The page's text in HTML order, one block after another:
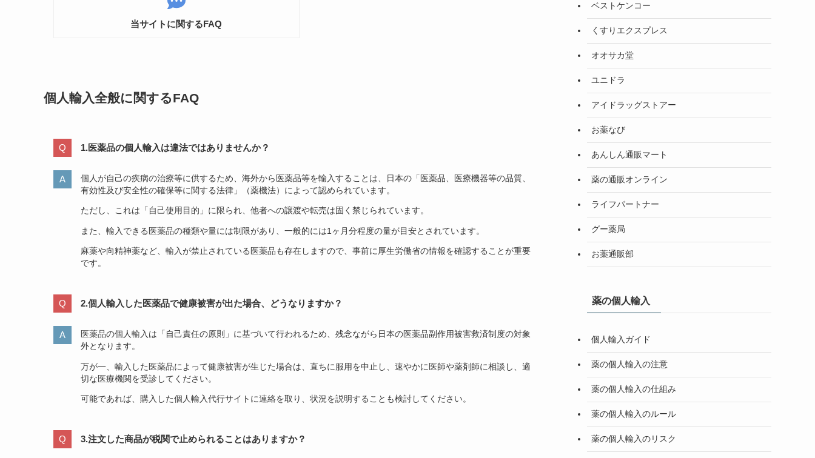
当サイトに関するFAQ
個人輸入全般に関するFAQ
1.医薬品の個人輸入は違法ではありませんか？
個人が自己の疾病の治療等に供するため、海外から医薬品等を輸入することは、日本の「医薬品、医療機器等の品質、
有効性及び安全性の確保等に関する法律」（薬機法）によって認められています。
ただし、これは「自己使用目的」に限られ、他者への譲渡や転売は固く禁じられています。
また、輸入できる医薬品の種類や量には制限があり、一般的には1ヶ月分程度の量が目安とされています。
麻薬や向精神薬など、輸入が禁止されている医薬品も存在しますので、事前に厚生労働省の情報を確認することが重要
です。
2.個人輸入した医薬品で健康被害が出た場合、どうなりますか？
医薬品の個人輸入は「自己責任の原則」に基づいて行われるため、残念ながら日本の医薬品副作用被害救済制度の対象
外となります。
万が一、輸入した医薬品によって健康被害が生じた場合は、直ちに服用を中止し、速やかに医師や薬剤師に相談し、適
切な医療機関を受診してください。
可能であれば、購入した個人輸入代行サイトに連絡を取り、状況を説明することも検討してください。
3.注文した商品が税関で止められることはありますか？
ベストケンコー
くすりエクスプレス
オオサカ堂
ユニドラ
アイドラッグストアー
お薬なび
あんしん通販マート
薬の通販オンライン
ライフパートナー
グー薬局
お薬通販部
薬の個人輸入
個人輸入ガイド
薬の個人輸入の注意
薬の個人輸入の仕組み
薬の個人輸入のルール
薬の個人輸入のリスク